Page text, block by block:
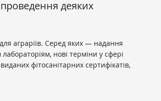
деяких
аграріїв. Серед яких — надання
нові терміни у сфері
фітосанітарних сертифікатів,